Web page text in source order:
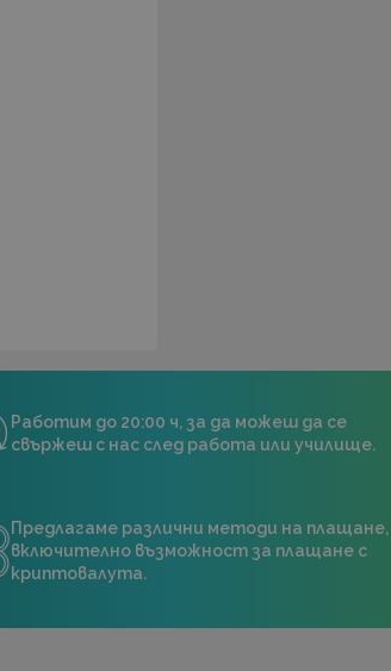
Работим до 20:00 ч, за да можеш да се
свържеш с нас след работа или училище.
Предлагаме различни методи на плащане,
включително възможност за плащане с
криптовалута.